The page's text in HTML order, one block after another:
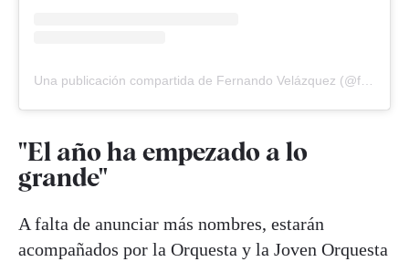
"El año ha empezado a lo
grande"
A falta de anunciar más nombres, estarán
acompañados por la Orquesta y la Joven Orquesta